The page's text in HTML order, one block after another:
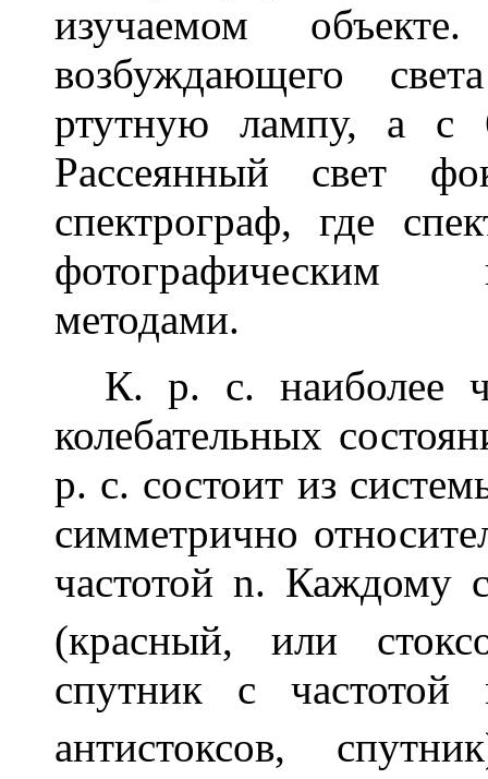
изучаемом
возбуждающего
ртутную лампу, а с
Рассеянный свет
спектрограф, где
фотографическим
методами.
К. р. с. наиболее
колебательных
р. с. состоит из
симметрично
частотойn. Каждому
(красный, или
спутник с частотой
антистоксов,